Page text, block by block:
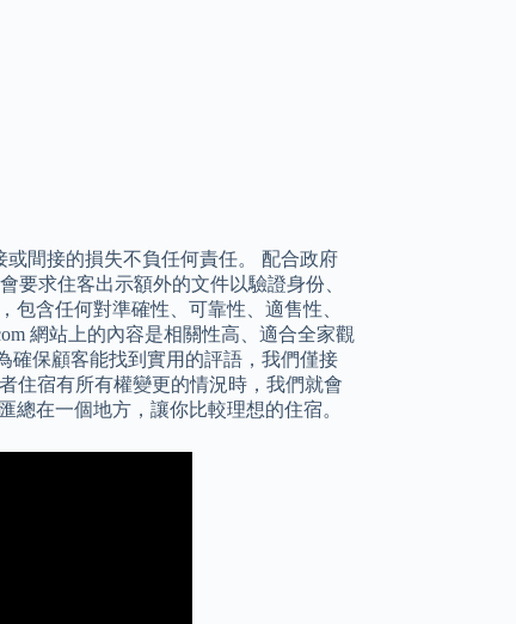
間接的損失不負任何責任。 配合政府
要求住客出示額外的文件以驗證身份、
包含任何對準確性、可靠性、適售性、
網站上的內容是相關性高、適合全家觀
確保顧客能找到實用的評語，我們僅接
住宿有所有權變更的情況時，我們就會
總在一個地方，讓你比較理想的住宿。